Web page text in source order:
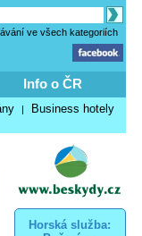
ve všech kategoriích
Info o ČR
| Business hotely
Horská služba: